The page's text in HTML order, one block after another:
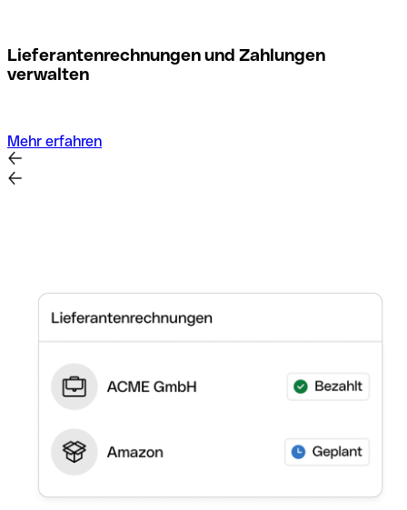
Lieferantenrechnungen und Zahlungen
verwalten
Mehr erfahren